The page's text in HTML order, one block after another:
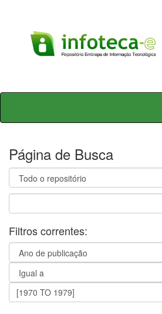
Skip
Página de Busca
Filtros correntes: